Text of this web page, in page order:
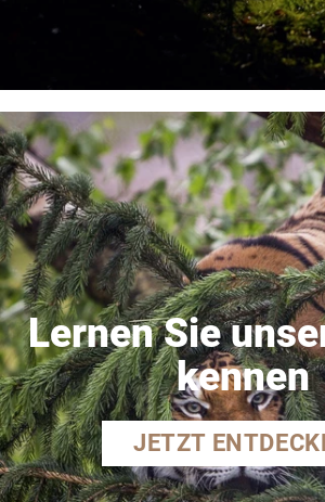
Lernen Sie
kennen
JETZT